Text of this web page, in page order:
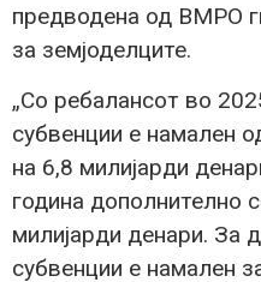
предводена од ВМРО
за земјоделците.
„Со ребалансот во
субвенции е намален
на 6,8 милијарди
година дополнително
милијарди денари. За
субвенции е намален